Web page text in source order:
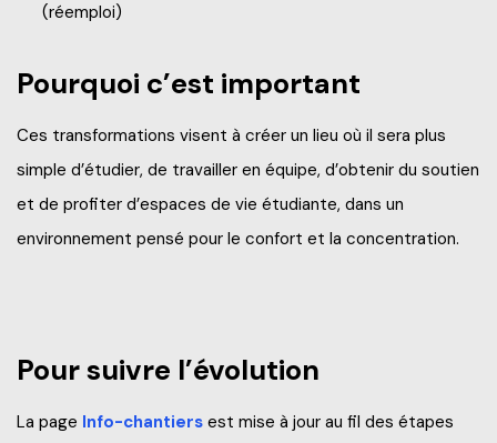
(réemploi)
Pourquoi c’est important
Ces transformations visent à créer un lieu où il sera plus
simple d’étudier, de travailler en équipe, d’obtenir du soutien
et de profiter d’espaces de vie étudiante, dans un
environnement pensé pour le confort et la concentration.
Pour suivre l’évolution
La page Info-chantiers est mise à jour au fil des étapes